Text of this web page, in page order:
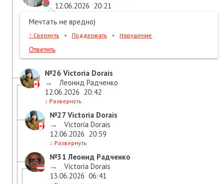
12.06.2026 20:21
Мечтать не вредно)
↑ Свернуть • Поддержать • Нарушение
Ответить
№26 Victoria Dorais
→
Леонид Радченко
12.06.2026 20:42
↓ Развернуть
№27 Victoria Dorais
→
Victoria Dorais
12.06.2026 20:59
↓ Развернуть
№31 Леонид Радченко
→
Victoria Dorais
13.06.2026 06:41